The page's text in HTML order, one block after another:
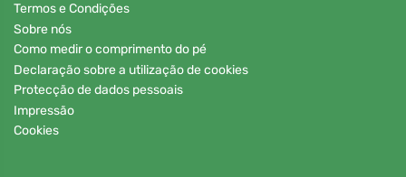
Termos e Condições
Sobre nós
Como medir o comprimento do pé
Declaração sobre a utilização de cookies
Protecção de dados pessoais
Impressão
Cookies